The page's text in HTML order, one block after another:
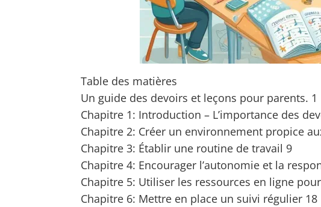
Table des matières
Un guide des devoirs et leçons pour parents. 1
Chapitre 1: Introduction – L’importance des
Chapitre 2: Créer un environnement propice
Chapitre 3: Établir une routine de travail 9
Chapitre 4: Encourager l’autonomie et la
Chapitre 5: Utiliser les ressources en ligne
Chapitre 6: Mettre en place un suivi régulier 18